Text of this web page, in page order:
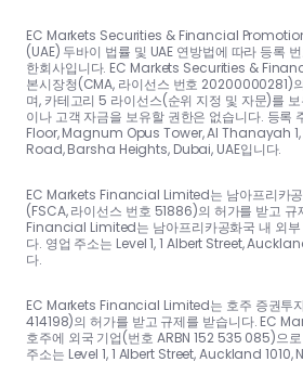
EC Markets Securities & Financial Promotion
(UAE) 두바이 법률 및 UAE 연방법에 따라 등록
한회사입니다. EC Markets Securities &
본시장청(CMA, 라이선스 번호 20200000281)
며, 카테고리 5 라이선스(순위 지정 및 자문)를
이나 고객 자금을 보유할 권한은 없습니다. 등록
Floor, Magnum Opus Tower, Al Thanayah
Road, Barsha Heights, Dubai, UAE입니다.
EC Markets Financial Limited는 남아프리카
(FSCA, 라이선스 번호 51886)의 허가를 받고
Financial Limited는 남아프리카공화국 내 외부
다. 영업 주소는 Level 1, 1 Albert Street,
다.
EC Markets Financial Limited는 호주 증권투
414198)의 허가를 받고 규제를 받습니다. EC
호주에 외국 기업(번호 ARBN 152 535 085)으
주소는 Level 1, 1 Albert Street, Auckland